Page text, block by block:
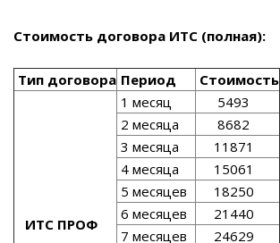
Стоимость договора ИТС (полная):
Тип договора Период Стоимость
ИТС ПРОФ
1 месяц
5493
2 месяца
8682
3 месяца
11871
4 месяца
15061
5 месяцев
18250
6 месяцев
21440
7 месяцев
24629